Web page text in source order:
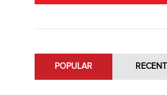
POPULAR RECENT